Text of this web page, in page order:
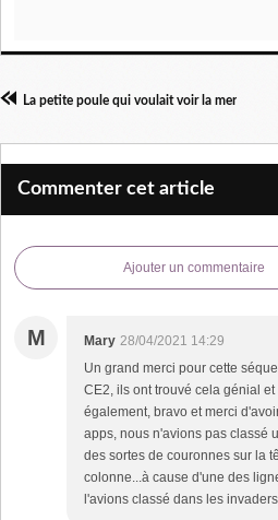
La petite poule qui voulait voir la mer
Commenter cet article
Ajouter un commentaire
M Mary 28/04/2021 14:29
Un grand merci pour cette
CE2, ils ont trouvé cela génial
également, bravo et merci
apps, nous n'avions pas classé
des sortes de couronnes sur la
colonne...à cause d'une des
l'avions classé dans les